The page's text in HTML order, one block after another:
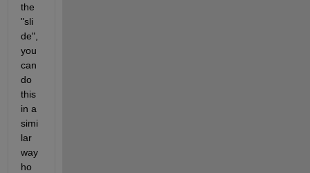
the
"sli
de",
you
can
do
this
in a
simi
lar
way
ho